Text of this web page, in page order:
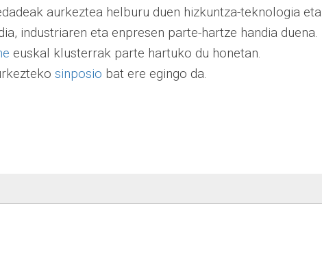
aurkeztea helburu duen hizkuntza-teknologia eta
industriaren eta enpresen parte-hartze handia duena.
euskal klusterrak parte hartuko du honetan.
sinposio bat ere egingo da.